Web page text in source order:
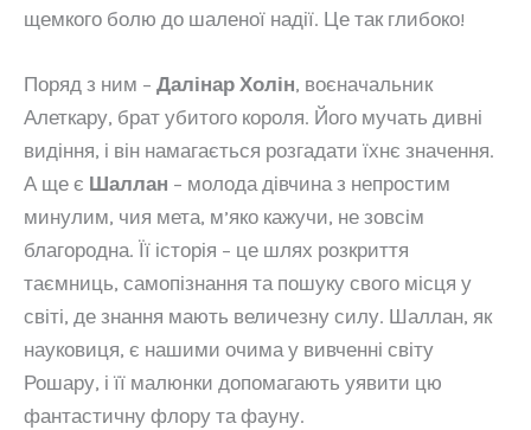
щемкого болю до шаленої надії. Це так глибоко!
Поряд з ним – Далінар Холін, воєначальник
Алеткару, брат убитого короля. Його мучать дивні
видіння, і він намагається розгадати їхнє значення.
А ще є Шаллан – молода дівчина з непростим
минулим, чия мета, м’яко кажучи, не зовсім
благородна. Її історія – це шлях розкриття
таємниць, самопізнання та пошуку свого місця у
світі, де знання мають величезну силу. Шаллан, як
науковиця, є нашими очима у вивченні світу
Рошару, і її малюнки допомагають уявити цю
фантастичну флору та фауну.